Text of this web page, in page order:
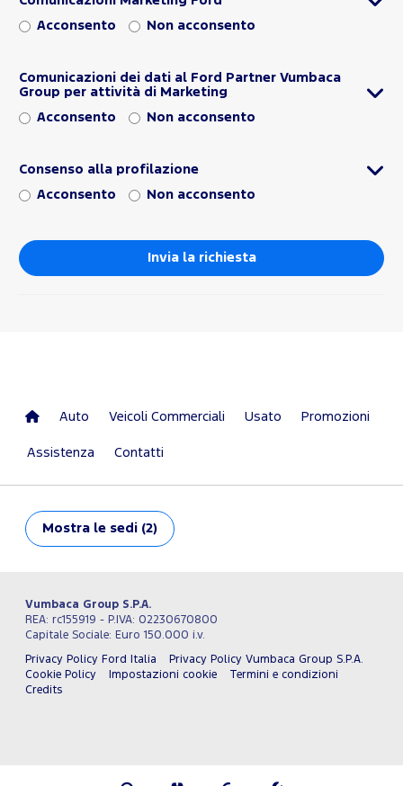
Acconsento Non acconsento
Comunicazioni dei dati al Ford Partner Vumbaca
Group per attività di Marketing
Acconsento Non acconsento
Consenso alla profilazione
Acconsento Non acconsento
Auto Veicoli Commerciali Usato Promozioni
Assistenza Contatti
Mostra le sedi (2)
Vumbaca Group S.P.A.
REA: rc155919 - P.IVA: 02230670800
Capitale Sociale: Euro 150.000 i.v.
Privacy Policy Ford Italia
Privacy Policy Vumbaca Group S.P.A.
Cookie Policy
Impostazioni cookie
Termini e condizioni
Credits